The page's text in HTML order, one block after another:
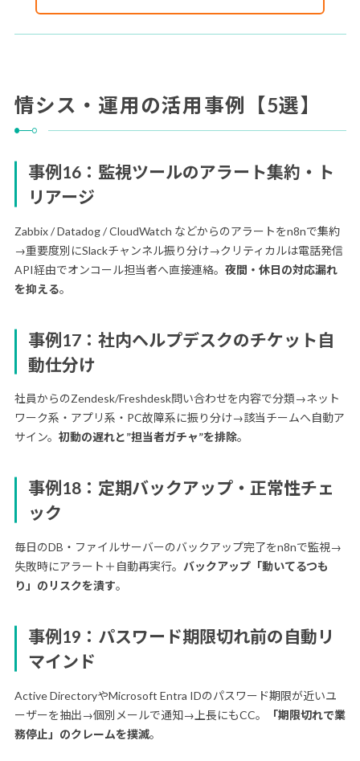
情シス・運用の活用事例【5選】
事例16：監視ツールのアラート集約・ト
リアージ
Zabbix / Datadog / CloudWatch などからのアラートをn8nで集約
→重要度別にSlackチャンネル振り分け→クリティカルは電話発信
API経由でオンコール担当者へ直接連絡。 夜間・休日の対応漏れ
を抑える。
事例17：社内ヘルプデスクのチケット自
動仕分け
社員からのZendesk/Freshdesk問い合わせを内容で分類→ネット
ワーク系・アプリ系・PC故障系に振り分け→該当チームへ自動ア
サイン。 初動の遅れと”担当者ガチャ”を排除。
事例18：定期バックアップ・正常性チェ
ック
毎日のDB・ファイルサーバーのバックアップ完了をn8nで監視→
失敗時にアラート＋自動再実行。 バックアップ「動いてるつも
り」のリスクを潰す。
事例19：パスワード期限切れ前の自動リ
マインド
Active DirectoryやMicrosoft Entra IDのパスワード期限が近いユ
ーザーを抽出→個別メールで通知→上長にもCC。
「期限切れで業
務停止」のクレームを撲滅。